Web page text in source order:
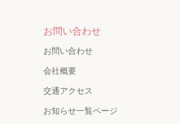
お問い合わせ
お問い合わせ
会社概要
交通アクセス
お知らせ一覧ページ